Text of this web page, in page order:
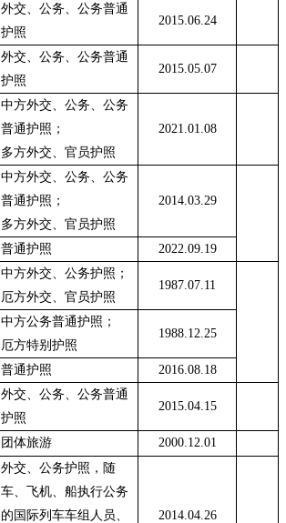
外交、公务、公务普通
护照
2015.06.24
外交、公务、公务普通
护照
2015.05.07
中方外交、公务、公务
普通护照；
2021.01.08
多方外交、官员护照
中方外交、公务、公务
普通护照；
2014.03.29
多方外交、官员护照
普通护照
2022.09.19
中方外交、公务护照；
1987.07.11
厄方外交、官员护照
中方公务普通护照；
1988.12.25
厄方特别护照
普通护照
2016.08.18
外交、公务、公务普通
护照
2015.04.15
团体旅游
2000.12.01
外交、公务护照，随
车、飞机、船执行公务
的国际列车车组人员、
2014.04.26